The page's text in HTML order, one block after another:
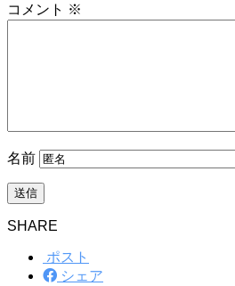
コメント ※
名前
SHARE
ポスト
シェア